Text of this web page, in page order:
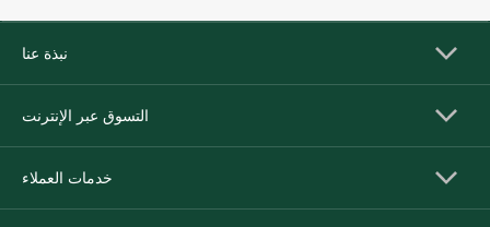
نبذة عنا
التسوق عبر الإنترنت
خدمات العملاء